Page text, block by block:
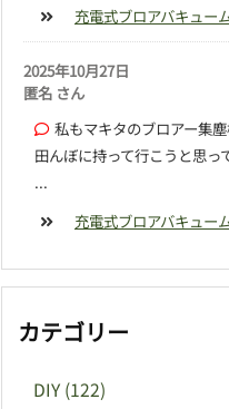
充電式ブロアバキュー
2025年10月27日
匿名 さん
私もマキタのブロアー集
田んぼに持って行こうと思
...
充電式ブロアバキュー
カテゴリー
DIY (122)